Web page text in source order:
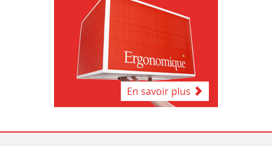
En savoir plus